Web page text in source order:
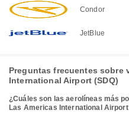
Condor
JetBlue
Preguntas frecuentes sobre
International Airport (SDQ)
¿Cuáles son las aerolíneas más
Las Americas International Airport